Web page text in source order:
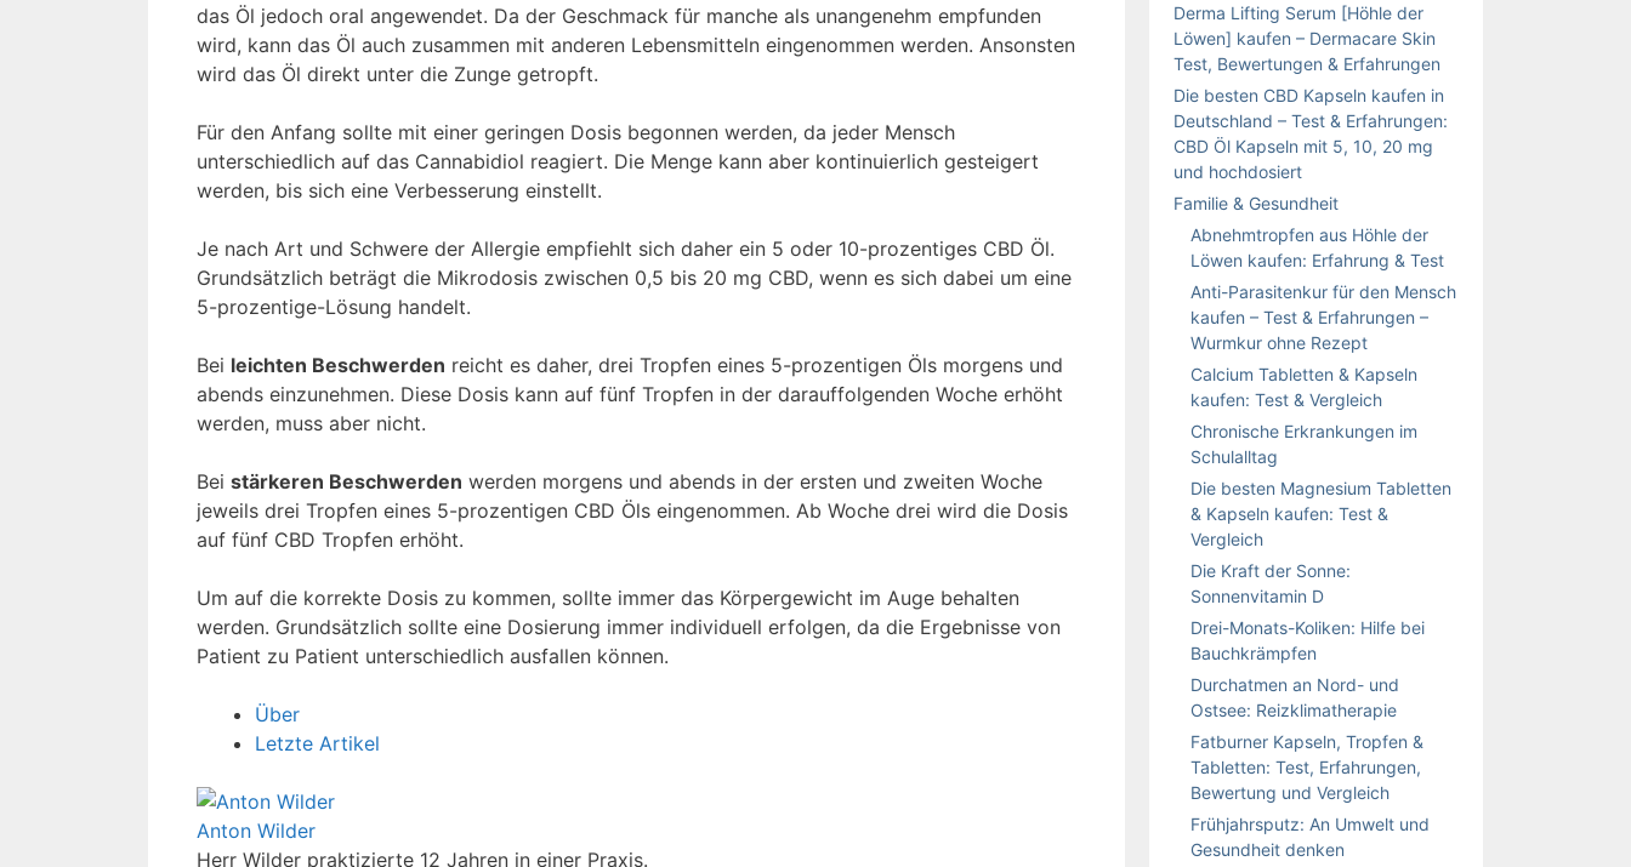
das Öl jedoch oral angewendet. Da der Geschmack für manche als unangenehm empfunden
wird, kann das Öl auch zusammen mit anderen Lebensmitteln eingenommen werden. Ansonsten
wird das Öl direkt unter die Zunge getropft.
Für den Anfang sollte mit einer geringen Dosis begonnen werden, da jeder Mensch
unterschiedlich auf das Cannabidiol reagiert. Die Menge kann aber kontinuierlich gesteigert
werden, bis sich eine Verbesserung einstellt.
Je nach Art und Schwere der Allergie empfiehlt sich daher ein 5 oder 10-prozentiges CBD Öl.
Grundsätzlich beträgt die Mikrodosis zwischen 0,5 bis 20 mg CBD, wenn es sich dabei um eine
5-prozentige-Lösung handelt.
Bei leichten Beschwerden reicht es daher, drei Tropfen eines 5-prozentigen Öls morgens und
abends einzunehmen. Diese Dosis kann auf fünf Tropfen in der darauffolgenden Woche erhöht
werden, muss aber nicht.
Bei stärkeren Beschwerden werden morgens und abends in der ersten und zweiten Woche
jeweils drei Tropfen eines 5-prozentigen CBD Öls eingenommen. Ab Woche drei wird die Dosis
auf fünf CBD Tropfen erhöht.
Um auf die korrekte Dosis zu kommen, sollte immer das Körpergewicht im Auge behalten
werden. Grundsätzlich sollte eine Dosierung immer individuell erfolgen, da die Ergebnisse von
Patient zu Patient unterschiedlich ausfallen können.
Über
Letzte Artikel
Anton Wilder
Herr Wilder praktizierte 12 Jahren in einer Praxis.
Derma Lifting Serum [Höhle der
Löwen] kaufen – Dermacare Skin
Test, Bewertungen & Erfahrungen
Die besten CBD Kapseln kaufen in
Deutschland – Test & Erfahrungen:
CBD Öl Kapseln mit 5, 10, 20 mg
und hochdosiert
Familie & Gesundheit
Abnehmtropfen aus Höhle der
Löwen kaufen: Erfahrung & Test
Anti-Parasitenkur für den Mensch
kaufen – Test & Erfahrungen –
Wurmkur ohne Rezept
Calcium Tabletten & Kapseln
kaufen: Test & Vergleich
Chronische Erkrankungen im
Schulalltag
Die besten Magnesium Tabletten
& Kapseln kaufen: Test &
Vergleich
Die Kraft der Sonne:
Sonnenvitamin D
Drei-Monats-Koliken: Hilfe bei
Bauchkrämpfen
Durchatmen an Nord- und
Ostsee: Reizklimatherapie
Fatburner Kapseln, Tropfen &
Tabletten: Test, Erfahrungen,
Bewertung und Vergleich
Frühjahrsputz: An Umwelt und
Gesundheit denken